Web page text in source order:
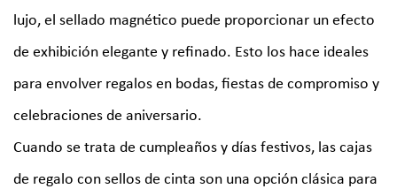
lujo, el sellado magnético puede proporcionar un efecto
de exhibición elegante y refinado. Esto los hace ideales
para envolver regalos en bodas, fiestas de compromiso y
celebraciones de aniversario.
Cuando se trata de cumpleaños y días festivos, las cajas
de regalo con sellos de cinta son una opción clásica para